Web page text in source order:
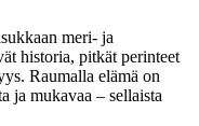
meri- ja
historia, pitkät perinteet
Raumalla elämä on
ja mukavaa – sellaista